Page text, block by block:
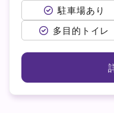
駐車場あり
多目的トイレ